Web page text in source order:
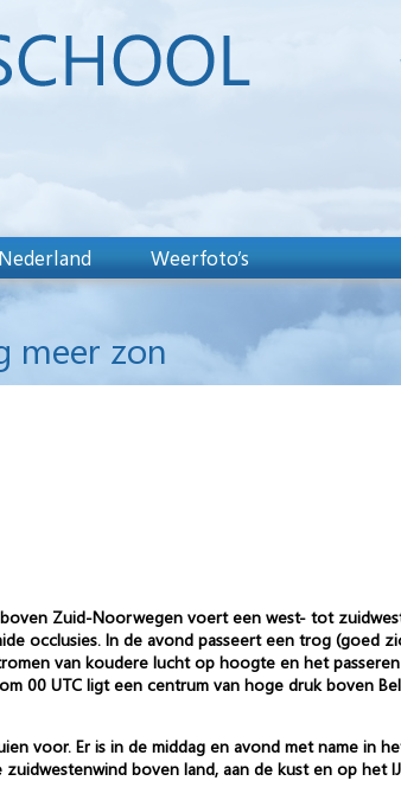
Weerfoto’s
meer zon
Zuid-Noorwegen voert een west- tot
occlusies. In de avond passeert een trog (goed
van koudere lucht op hoogte en het
00 UTC ligt een centrum van hoge druk boven
voor. Er is in de middag en avond met name in
boven land, aan de kust en op het